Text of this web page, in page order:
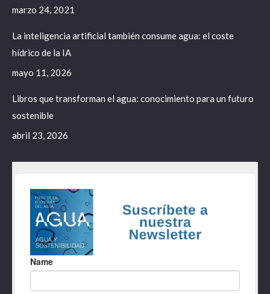
marzo 24, 2021
La inteligencia artificial también consume agua: el coste
hídrico de la IA
mayo 11, 2026
Libros que transforman el agua: conocimiento para un futuro
sostenible
abril 23, 2026